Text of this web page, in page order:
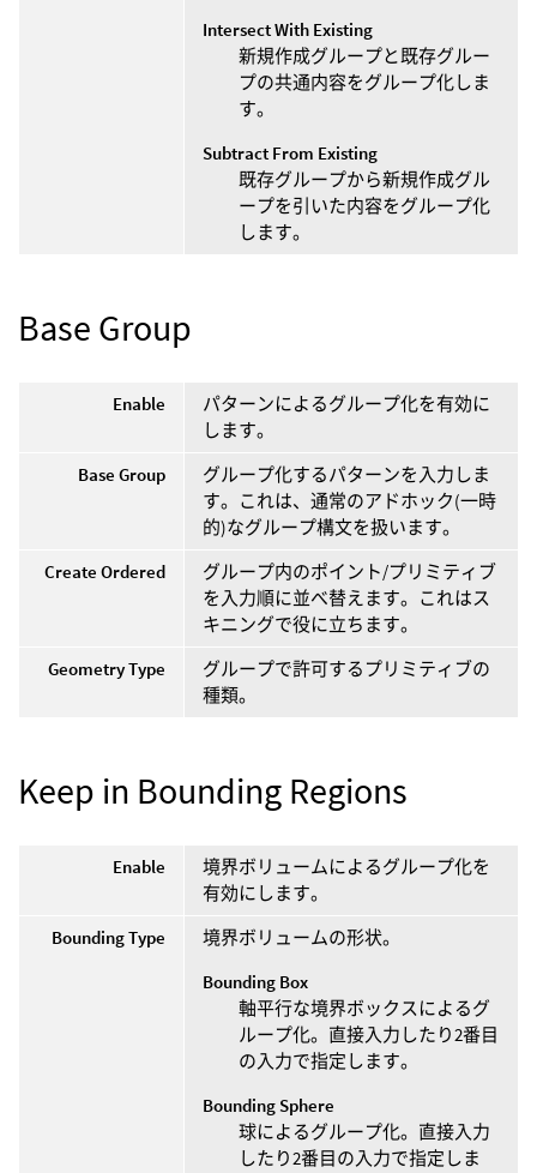
Intersect With Existing
新規作成グループと既存グルー
プの共通内容をグループ化しま
す。
Subtract From Existing
既存グループから新規作成グル
ープを引いた内容をグループ化
します。
Base Group
Enable
パターンによるグループ化を有効に
します。
Base Group
グループ化するパターンを入力しま
す。これは、通常のアドホック(一時
的)なグループ構文を扱います。
Create Ordered
グループ内のポイント/プリミティブ
を入力順に並べ替えます。これはス
キニングで役に立ちます。
Geometry Type
グループで許可するプリミティブの
種類。
Keep in Bounding Regions
Enable
境界ボリュームによるグループ化を
有効にします。
Bounding Type
境界ボリュームの形状。
Bounding Box
軸平行な境界ボックスによるグ
ループ化。直接入力したり2番目
の入力で指定します。
Bounding Sphere
球によるグループ化。直接入力
したり2番目の入力で指定しま